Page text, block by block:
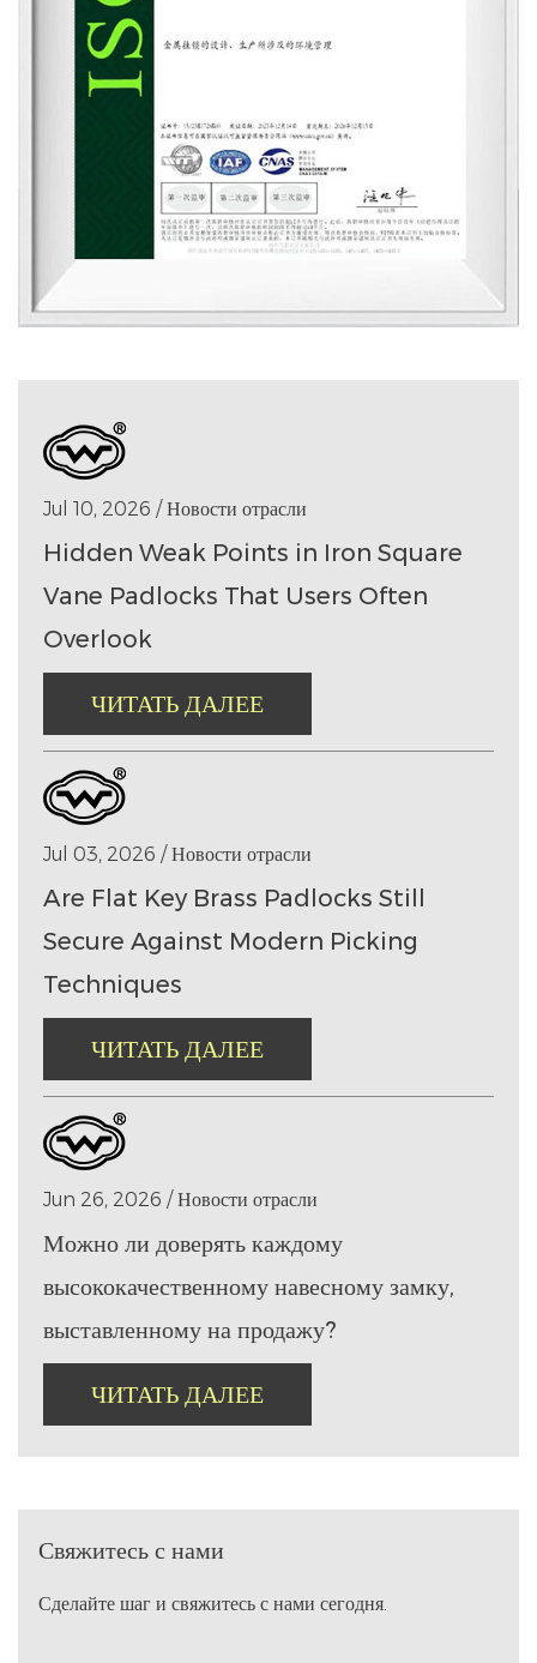
Jul 10, 2026 / Новости отрасли
Hidden Weak Points in Iron Square
Vane Padlocks That Users Often
Overlook
ЧИТАТЬ ДАЛЕЕ
Jul 03, 2026 / Новости отрасли
Are Flat Key Brass Padlocks Still
Secure Against Modern Picking
Techniques
ЧИТАТЬ ДАЛЕЕ
Jun 26, 2026 / Новости отрасли
Можно ли доверять каждому
высококачественному навесному замку,
выставленному на продажу?
ЧИТАТЬ ДАЛЕЕ
Свяжитесь с нами
Сделайте шаг и свяжитесь с нами сегодня.